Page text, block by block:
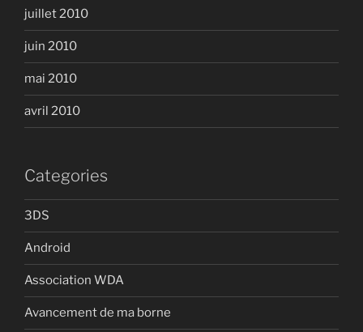
juillet 2010
juin 2010
mai 2010
avril 2010
Categories
3DS
Android
Association WDA
Avancement de ma borne